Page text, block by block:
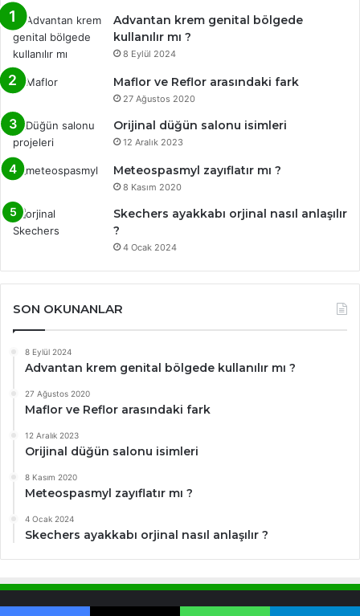
Advantan krem genital bölgede
kullanılır mı ?
8 Eylül 2024
Maflor ve Reflor arasındaki fark
27 Ağustos 2020
Orijinal düğün salonu isimleri
12 Aralık 2023
Meteospasmyl zayıflatır mı ?
8 Kasım 2020
Skechers ayakkabı orjinal nasıl anlaşılır
?
4 Ocak 2024
SON OKUNANLAR
8 Eylül 2024
Advantan krem genital bölgede kullanılır mı ?
27 Ağustos 2020
Maflor ve Reflor arasındaki fark
12 Aralık 2023
Orijinal düğün salonu isimleri
8 Kasım 2020
Meteospasmyl zayıflatır mı ?
4 Ocak 2024
Skechers ayakkabı orjinal nasıl anlaşılır ?